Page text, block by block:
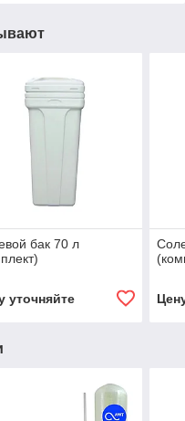
бак 70 л
уточняйте